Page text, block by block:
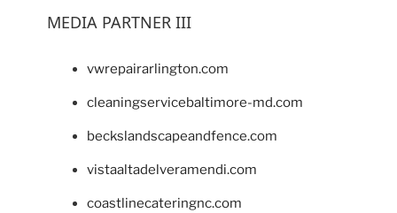
MEDIA PARTNER III
vwrepairarlington.com
cleaningservicebaltimore-md.com
beckslandscapeandfence.com
vistaaltadelveramendi.com
coastlinecateringnc.com